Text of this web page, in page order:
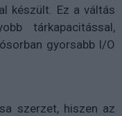
készült. Ez a váltás
tárkapacitással,
gyorsabb I/O
szerzet, hiszen az